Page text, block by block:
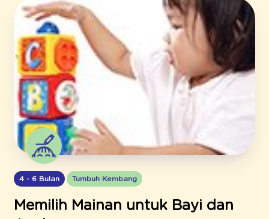
4 - 6 Bulan Tumbuh Kembang
Memilih Mainan untuk Bayi dan